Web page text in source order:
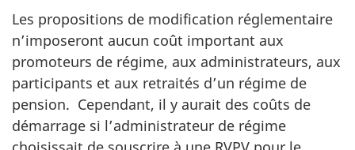
Les propositions de modification réglementaire
n’imposeront aucun coût important aux
promoteurs de régime, aux administrateurs, aux
participants et aux retraités d’un régime de
pension. Cependant, il y aurait des coûts de
démarrage si l’administrateur de régime